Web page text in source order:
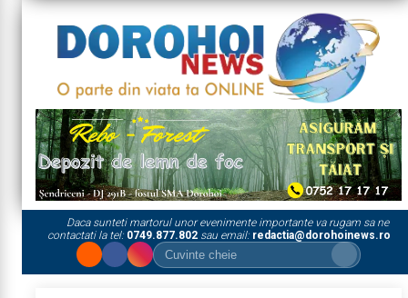
Daca sunteti martorul unor evenimente importante va rugam sa ne
contactati la tel: 0749.877.802sau email: redactia@dorohoinews.ro